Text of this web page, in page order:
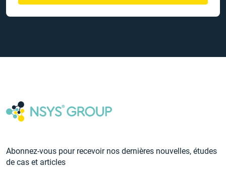
Abonnez-vous pour recevoir nos dernières nouvelles, études
de cas et articles